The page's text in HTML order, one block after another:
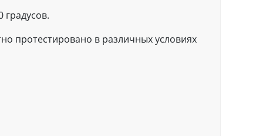
протестировано в различных условиях